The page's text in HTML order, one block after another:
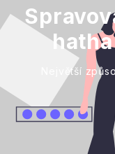
Největší